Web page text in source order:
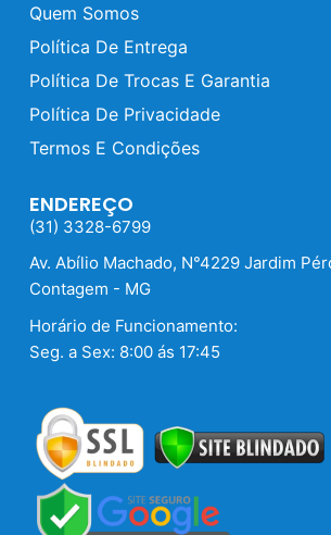
Quem Somos
Política De Entrega
Política De Trocas E Garantia
Política De Privacidade
Termos E Condições
ENDEREÇO
(31) 3328-6799
Av. Abílio Machado, N°4229 Jardim
Contagem - MG
Horário de Funcionamento:
Seg. a Sex: 8:00 ás 17:45